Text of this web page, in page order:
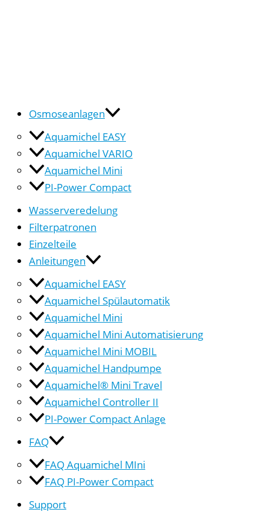
Osmoseanlagen
Aquamichel EASY
Aquamichel VARIO
Aquamichel Mini
PI-Power Compact
Wasserveredelung
Filterpatronen
Einzelteile
Anleitungen
Aquamichel EASY
Aquamichel Spülautomatik
Aquamichel Mini
Aquamichel Mini Automatisierung
Aquamichel Mini MOBIL
Aquamichel Handpumpe
Aquamichel® Mini Travel
Aquamichel Controller II
PI-Power Compact Anlage
FAQ
FAQ Aquamichel MIni
FAQ PI-Power Compact
Support